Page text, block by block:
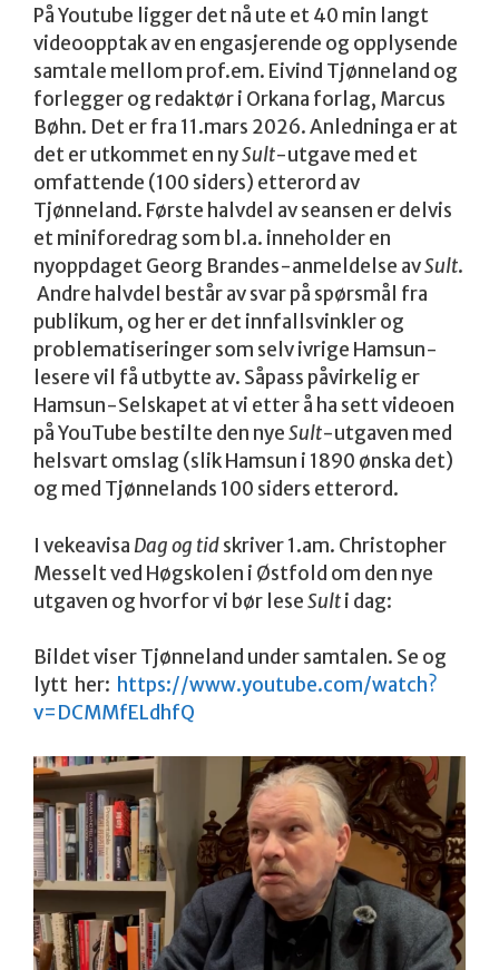
På Youtube ligger det nå ute et 40 min langt
videoopptak av en engasjerende og opplysende
samtale mellom prof.em. Eivind Tjønneland og
forlegger og redaktør i Orkana forlag, Marcus
Bøhn. Det er fra 11.mars 2026. Anledninga er at
det er utkommet en nySult-utgave med et
omfattende (100 siders) etterord av
Tjønneland. Første halvdel av seansen er delvis
et miniforedrag som bl.a. inneholder en
nyoppdaget Georg Brandes-anmeldelse avSult.
Andre halvdel består av svar på spørsmål fra
publikum, og her er det innfallsvinkler og
problematiseringer som selv ivrige Hamsun-
lesere vil få utbytte av. Såpass påvirkelig er
Hamsun-Selskapet at vi etter å ha sett videoen
på YouTube bestilte den nyeSult-utgaven med
helsvart omslag (slik Hamsun i 1890 ønska det)
og med Tjønnelands 100 siders etterord.
I vekeavisa Dag og tidskriver 1.am. Christopher
Messelt ved Høgskolen i Østfold om den nye
utgaven og hvorfor vi bør leseSulti dag:
Bildet viser Tjønneland under samtalen. Se og
lytt her: https://www.youtube.com/watch?
v=DCMMfELdhfQ